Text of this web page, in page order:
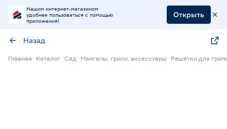
Нашим интернет-магазином
удобнее пользоваться с помощью
приложения!
Открыть
Назад
Главная Каталог Сад Мангалы, грили, аксессуары Решетки для